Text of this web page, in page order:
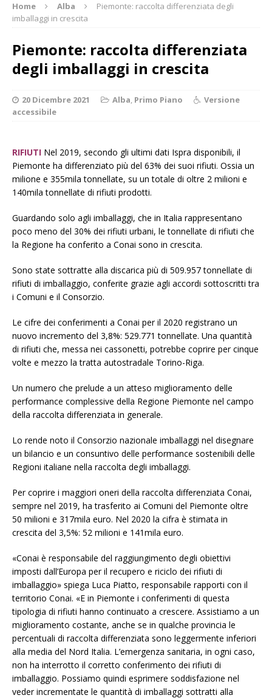
Home Alba
Piemonte: raccolta differenziata degli
imballaggi in crescita
Piemonte: raccolta differenziata
degli imballaggi in crescita
20 Dicembre 2021 Alba, Primo Piano
Versione
accessibile
RIFIUTI Nel 2019, secondo gli ultimi dati Ispra disponibili, il
Piemonte ha differenziato più del 63% dei suoi rifiuti. Ossia un
milione e 355mila tonnellate, su un totale di oltre 2 milioni e
140mila tonnellate di rifiuti prodotti.
Guardando solo agli imballaggi, che in Italia rappresentano
poco meno del 30% dei rifiuti urbani, le tonnellate di rifiuti che
la Regione ha conferito a Conai sono in crescita.
Sono state sottratte alla discarica più di 509.957 tonnellate di
rifiuti di imballaggio, conferite grazie agli accordi sottoscritti tra
i Comuni e il Consorzio.
Le cifre dei conferimenti a Conai per il 2020 registrano un
nuovo incremento del 3,8%: 529.771 tonnellate. Una quantità
di rifiuti che, messa nei cassonetti, potrebbe coprire per cinque
volte e mezzo la tratta autostradale Torino-Riga.
Un numero che prelude a un atteso miglioramento delle
performance complessive della Regione Piemonte nel campo
della raccolta differenziata in generale.
Lo rende noto il Consorzio nazionale imballaggi nel disegnare
un bilancio e un consuntivo delle performance sostenibili delle
Regioni italiane nella raccolta degli imballaggi.
Per coprire i maggiori oneri della raccolta differenziata Conai,
sempre nel 2019, ha trasferito ai Comuni del Piemonte oltre
50 milioni e 317mila euro. Nel 2020 la cifra è stimata in
crescita del 3,5%: 52 milioni e 141mila euro.
«Conai è responsabile del raggiungimento degli obiettivi
imposti dall’Europa per il recupero e riciclo dei rifiuti di
imballaggio» spiega Luca Piatto, responsabile rapporti con il
territorio Conai. «E in Piemonte i conferimenti di questa
tipologia di rifiuti hanno continuato a crescere. Assistiamo a un
miglioramento costante, anche se in qualche provincia le
percentuali di raccolta differenziata sono leggermente inferiori
alla media del Nord Italia. L’emergenza sanitaria, in ogni caso,
non ha interrotto il corretto conferimento dei rifiuti di
imballaggio. Possiamo quindi esprimere soddisfazione nel
veder incrementate le quantità di imballaggi sottratti alla